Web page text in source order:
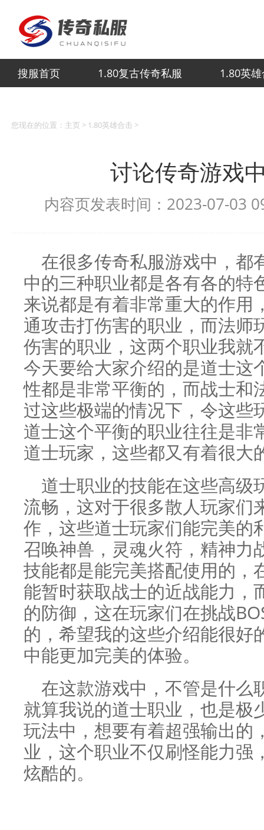
搜服首页 1.80复古传奇私服 1.80英
您现在的位置： 主页 > 1.80英雄合击 >
讨论传奇游戏
内容页发表时间：2023-07-03
在很多传奇私服游戏中，都
中的三种职业都是各有各的特
来说都是有着非常重大的作用
通攻击打伤害的职业，而法师
伤害的职业，这两个职业我就
今天要给大家介绍的是道士这
性都是非常平衡的，而战士和
过这些极端的情况下，令这些
道士这个平衡的职业往往是非
道士玩家，这些都又有着很大
道士职业的技能在这些高级
流畅，这对于很多散人玩家们
作，这些道士玩家们能完美的
召唤神兽，灵魂火符，精神力
技能都是能完美搭配使用的，
能暂时获取战士的近战能力，
的防御，这在玩家们在挑战
的，希望我的这些介绍能很好
中能更加完美的体验。
在这款游戏中，不管是什么
就算我说的道士职业，也是极
玩法中，想要有着超强输出的
业，这个职业不仅刷怪能力强
炫酷的。